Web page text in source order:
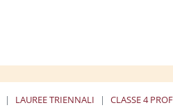
LAUREE TRIENNALI
CLASSE 4